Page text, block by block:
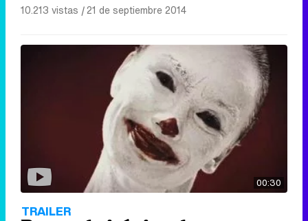
10.213 vistas |21 de septiembre 2014
00:30
TRAILER